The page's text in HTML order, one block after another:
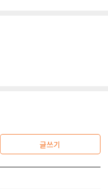
글쓰기